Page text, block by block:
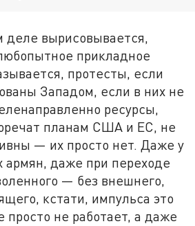
деле вырисовывается,
прикладное
протесты, если
Западом, если в них не
ресурсы,
планам США и ЕС, не
— их просто нет. Даже у
даже при переходе
— без внешнего,
кстати, импульса это
просто не работает, а даже